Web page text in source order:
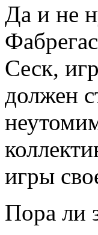
Да и не
Сеск,
должен
игры
Пора ли